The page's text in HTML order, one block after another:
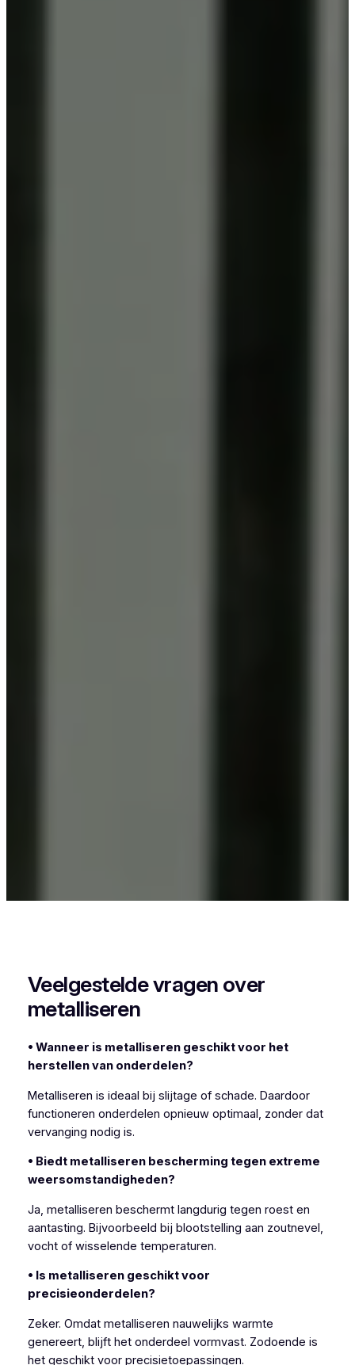
Veelgestelde vragen over
metalliseren
• Wanneer is metalliseren geschikt voor het
herstellen van onderdelen?
Metalliseren is ideaal bij slijtage of schade. Daardoor
functioneren onderdelen opnieuw optimaal, zonder dat
vervanging nodig is.
• Biedt metalliseren bescherming tegen extreme
weersomstandigheden?
Ja, metalliseren beschermt langdurig tegen roest en
aantasting. Bijvoorbeeld bij blootstelling aan zoutnevel,
vocht of wisselende temperaturen.
• Is metalliseren geschikt voor
precisieonderdelen?
Zeker. Omdat metalliseren nauwelijks warmte
genereert, blijft het onderdeel vormvast. Zodoende is
het geschikt voor precisietoepassingen.